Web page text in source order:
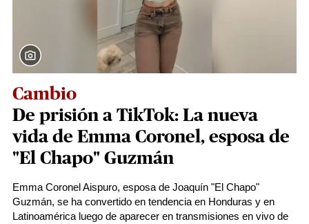
Cambio
De prisión a TikTok: La nueva
vida de Emma Coronel, esposa de
"El Chapo" Guzmán
Emma Coronel Aispuro, esposa de Joaquín "El Chapo"
Guzmán, se ha convertido en tendencia en Honduras y en
Latinoamérica luego de aparecer en transmisiones en vivo de